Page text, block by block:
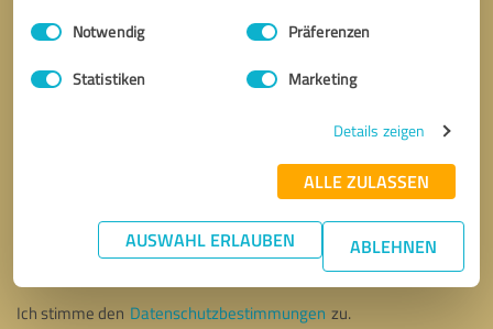
Impressum Datenschutzbestimmungen
Einwilligungsauswahl
Notwendig Präferenzen
Statistiken Marketing
Details zeigen
ALLE ZULASSEN
AUSWAHL ERLAUBEN ABLEHNEN
* Erforderliche Angaben
Nachricht senden
Ich stimme den Datenschutzbestimmungen zu.